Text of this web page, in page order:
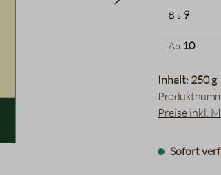
Bis 9
Ab 10
Inhalt: 250 g
Preise inkl.
Sofort